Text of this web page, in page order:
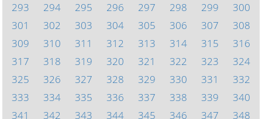
293
294 295 296 297 298 299
300
301
302 303 304 305 306 307
308
309
310 311 312 313 314 315
316
317
318 319 320 321 322 323
324
325
326 327 328 329 330 331
332
333
334 335 336 337 338 339
340
341
342 343 344 345 346 347 348